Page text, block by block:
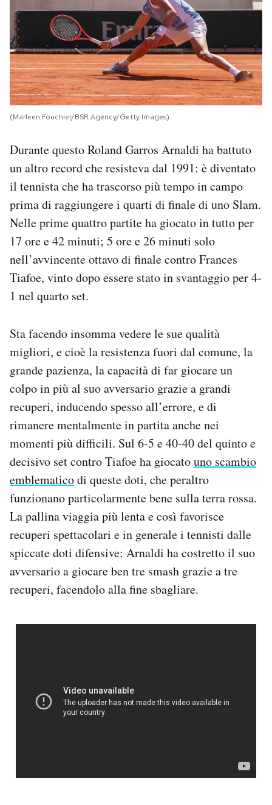
(Marleen Fouchier/BSR Agency/Getty Images)
Durante questo Roland Garros Arnaldi ha battuto
un altro record che resisteva dal 1991: è diventato
il tennista che ha trascorso più tempo in campo
prima di raggiungere i quarti di finale di uno Slam.
Nelle prime quattro partite ha giocato in tutto per
17 ore e 42 minuti; 5 ore e 26 minuti solo
nell’avvincente ottavo di finale contro Frances
Tiafoe, vinto dopo essere stato in svantaggio per 4-
1 nel quarto set.
Sta facendo insomma vedere le sue qualità
migliori, e cioè la resistenza fuori dal comune, la
grande pazienza, la capacità di far giocare un
colpo in più al suo avversario grazie a grandi
recuperi, inducendo spesso all’errore, e di
rimanere mentalmente in partita anche nei
momenti più difficili. Sul 6-5 e 40-40 del quinto e
decisivo set contro Tiafoe ha giocatouno scambio
emblematicodi queste doti, che peraltro
funzionano particolarmente bene sulla terra rossa.
La pallina viaggia più lenta e così favorisce
recuperi spettacolari e in generale i tennisti dalle
spiccate doti difensive: Arnaldi ha costretto il suo
avversario a giocare ben tre smash grazie a tre
recuperi, facendolo alla fine sbagliare.